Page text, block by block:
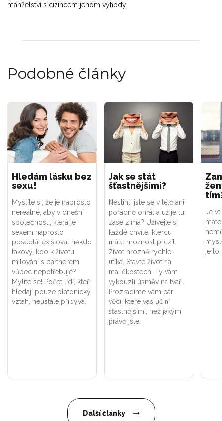
manželství s cizincem jenom výhody.
Podobné články
Hledám lásku bez
sexu!
Myslíte si, že je naprosto
nereálné, aby v dnešní
společnosti, která je
sexem naprosto
posedlá, existoval někdo
takový, kdo k životu
milování s partnerem
vůbec nepotřebuje?
Mýlíte se! Počet lidí, kteří
hledají pouze platonický
vztah, neustále přibývá.
Jak se stát
šťastnějšími?
Nestihli jste se v létě ani
pořádně ohřát a už je tu
zase zima? Užívejte si
každé chvíle, kterou
máte možnost prožít.
Život hrozně rychle
utíká. Stavte život na
maličkostech. Ty vám
vykouzlí úsměv na tváři.
Prozradíme vám pár
věcí, které vás učiní
šťastnějšími, než jakými
právě jste.
Je
je
Další články